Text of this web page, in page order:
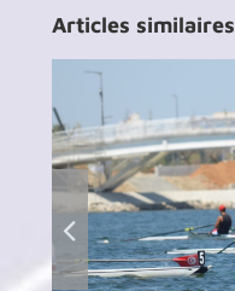
Articles similaires